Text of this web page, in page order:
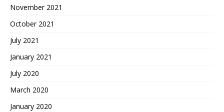
November 2021
October 2021
July 2021
January 2021
July 2020
March 2020
January 2020